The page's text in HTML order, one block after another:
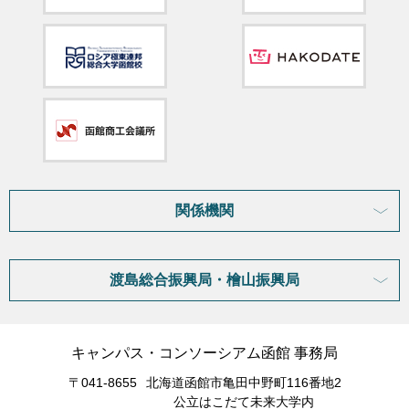
関係機関
渡島総合振興局・檜山振興局
キャンパス・コンソーシアム函館 事務局
〒041-8655
北海道函館市亀田中野町116番地2
公立はこだて未来大学内